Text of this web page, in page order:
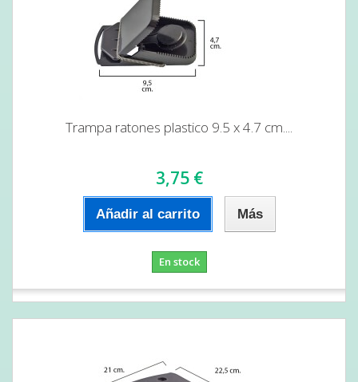
Trampa ratones plastico 9.5 x 4.7 cm....
3,75 €
Añadir al carrito Más
En stock